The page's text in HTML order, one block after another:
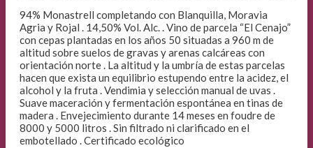
94% Monastrell completando con Blanquilla, Moravia
Agria y Rojal . 14,50% Vol. Alc. . Vino de parcela “El Cenajo”
con cepas plantadas en los años 50 situadas a 960 m de
altitud sobre suelos de gravas y arenas calcáreas con
orientación norte . La altitud y la umbría de estas parcelas
hacen que exista un equilibrio estupendo entre la acidez, el
alcohol y la fruta . Vendimia y selección manual de uvas .
Suave maceración y fermentación espontánea en tinas de
madera . Envejecimiento durante 14 meses en foudre de
8000 y 5000 litros . Sin filtrado ni clarificado en el
embotellado . Certificado ecológico